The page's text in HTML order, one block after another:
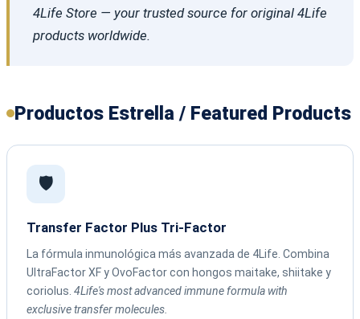
4Life Store — your trusted source for original 4Life
products worldwide.
Productos Estrella / Featured Products
🛡️
Transfer Factor Plus Tri-Factor
La fórmula inmunológica más avanzada de 4Life. Combina
UltraFactor XF y OvoFactor con hongos maitake, shiitake y
coriolus. 4Life's most advanced immune formula with
exclusive transfer molecules.